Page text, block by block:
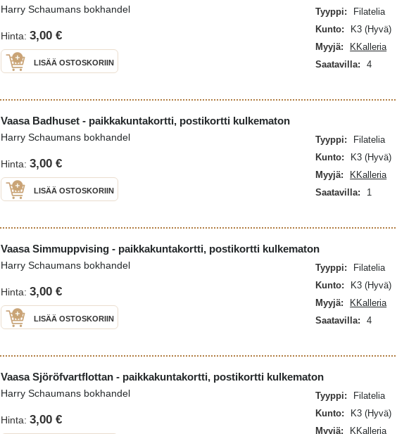
Harry Schaumans bokhandel
Hinta: 3,00 €
LISÄÄ OSTOSKORIIN
Tyyppi:
Filatelia
Kunto:
K3 (Hyvä)
Myyjä:
KKalleria
Saatavilla:
4
Vaasa Badhuset - paikkakuntakortti, postikortti kulkematon
Harry Schaumans bokhandel
Hinta: 3,00 €
LISÄÄ OSTOSKORIIN
Tyyppi:
Filatelia
Kunto:
K3 (Hyvä)
Myyjä:
KKalleria
Saatavilla:
1
Vaasa Simmuppvising - paikkakuntakortti, postikortti kulkematon
Harry Schaumans bokhandel
Hinta: 3,00 €
LISÄÄ OSTOSKORIIN
Tyyppi:
Filatelia
Kunto:
K3 (Hyvä)
Myyjä:
KKalleria
Saatavilla:
4
Vaasa Sjöröfvartflottan - paikkakuntakortti, postikortti kulkematon
Harry Schaumans bokhandel
Hinta: 3,00 €
Tyyppi:
Filatelia
Kunto:
K3 (Hyvä)
Myyjä:
KKalleria